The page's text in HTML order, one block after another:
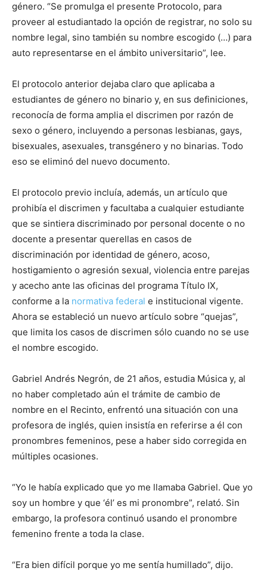
género. “Se promulga el presente Protocolo, para
proveer al estudiantado la opción de registrar, no solo su
nombre legal, sino también su nombre escogido (…) para
auto representarse en el ámbito universitario”, lee.
El protocolo anterior dejaba claro que aplicaba a
estudiantes de género no binario y, en sus definiciones,
reconocía de forma amplia el discrimen por razón de
sexo o género, incluyendo a personas lesbianas, gays,
bisexuales, asexuales, transgénero y no binarias. Todo
eso se eliminó del nuevo documento.
El protocolo previo incluía, además, un artículo que
prohibía el discrimen y facultaba a cualquier estudiante
que se sintiera discriminado por personal docente o no
docente a presentar querellas en casos de
discriminación por identidad de género, acoso,
hostigamiento o agresión sexual, violencia entre parejas
y acecho ante las oficinas del programa Título IX,
conforme a la normativa federal e institucional vigente.
Ahora se estableció un nuevo artículo sobre “quejas”,
que limita los casos de discrimen sólo cuando no se use
el nombre escogido.
Gabriel Andrés Negrón, de 21 años, estudia Música y, al
no haber completado aún el trámite de cambio de
nombre en el Recinto, enfrentó una situación con una
profesora de inglés, quien insistía en referirse a él con
pronombres femeninos, pese a haber sido corregida en
múltiples ocasiones.
“Yo le había explicado que yo me llamaba Gabriel. Que yo
soy un hombre y que ‘él’ es mi pronombre”, relató. Sin
embargo, la profesora continuó usando el pronombre
femenino frente a toda la clase.
“Era bien difícil porque yo me sentía humillado”, dijo.